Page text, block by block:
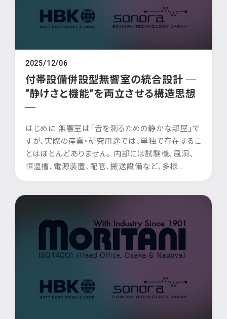
2025/12/06
付帯設備併設型無響室の統合設計 ─
“静けさと機能”を両立させる構造思想
─
はじめに 無響室は「音を測るための静かな部屋」で
すが、実際の産業・研究用途では、単独で存在するこ
とはほとんどありません。 内部には試験機、風洞、
恒温槽、電源装置、配管、搬送設備など、多様...